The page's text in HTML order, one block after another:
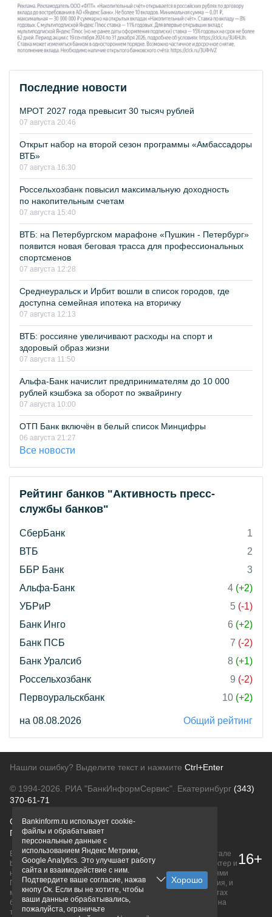
Последние новости
МРОТ 2027 года превысит 30 тысяч рублей
07 августа 20:46
Открыт набор на второй сезон программы «Амбассадоры
ВТБ»
07 августа 16:30
Россельхозбанк повысил максимальную доходность
по накопительным счетам
07 августа 15:40
ВТБ: на Петербургском марафоне «Пушкин - Петербург»
появится новая беговая трасса для профессиональных
спортсменов
07 августа 12:28
Среднеуральск и Ирбит вошли в список городов, где
доступна семейная ипотека на вторичку
07 августа 12:13
ВТБ: россияне увеличивают расходы на спорт и
здоровый образ жизни
07 августа 11:50
Альфа-Банк начислит предпринимателям до 10 000
рублей кэшбэка за оборот по эквайрингу
07 августа 10:00
ОТП Банк включён в белый список Минцифры
06 августа 21:27
Все новости
Рейтинг банков "Активность пресс-
службы банков"
СберБанк
1
ВТБ
2
ББР Банк
3
Альфа-Банк
4 (+2)
УБРиР
5 (-1)
Банк Инго
6 (+2)
Банк ПСБ
7 (-2)
Банк Уралсиб
8 (+1)
Россельхозбанк
9 (-2)
Первоуральскбанк
10 (+2)
на 08.08.2026 Общий рейтинг
Нашли ошибку? Выделите текст и нажмите Ctrl+Enter
© 1994-2026. РИА "БанкИнформСервис". Екатеринбург (343)
370-61-71
О проектеПолитика конфиденциальности
Правовая информацияДля рекламодателей
Вся информация о продуктах банков, размещенная на портале
bankinform.ru, носит исключительно ознакомительный характер и
не является публичной офертой, определяемой положениями
ГК РФ. Информация не содержит точного и полного описания, и
может быть изменена. Конечные условия уточняйте на сайтах
банков или при личном обращении. Исключительное право на
товарные знаки принадлежит их правообладателям.
16+
Bankinform.ru использует cookie-
файлы и обрабатывает
персональные данные с
использованием Яндекс Метрики,
Google Analytics. Это улучшает работу
сайта и взаимодействие с ним.
Подтвердите ваше согласие, нажав
кнопу Ок. Если вы не хотите, чтобы
ваши данные обрабатывались,
пожалуйста, ограничьте